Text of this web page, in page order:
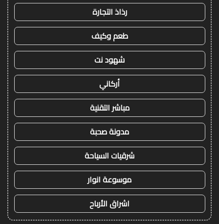
رذاذ التجارة
طعم وكيف
شهود نت
أركاني
مباشر التقنية
مدونة صحبة
شرقيات السياحة
موسوعة انوار
اشراق الأرباح